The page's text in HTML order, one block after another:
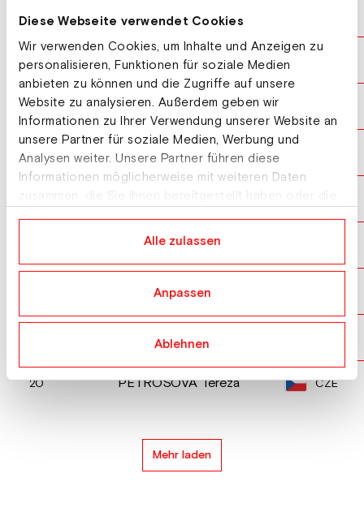
Diese Webseite verwendet Cookies
Wir verwenden Cookies, um Inhalte und Anzeigen zu
personalisieren, Funktionen für soziale Medien
anbieten zu können und die Zugriffe auf unsere
Website zu analysieren. Außerdem geben wir
Informationen zu Ihrer Verwendung unserer Website an
unsere Partner für soziale Medien, Werbung und
Analysen weiter. Unsere Partner führen diese
Informationen möglicherweise mit weiteren Daten
Alle zulassen
Anpassen
Ablehnen
12 IMWINKELRIED Sophia
13 KALJUMAEE Mirtel
14 TARASIUK Tetiana
15 SEVER Ela
BLEIDELE Elza
SHEIHAS Valeriia
PUTSKO Polina
20 PETROSOVA Tereza CZE
Mehr laden